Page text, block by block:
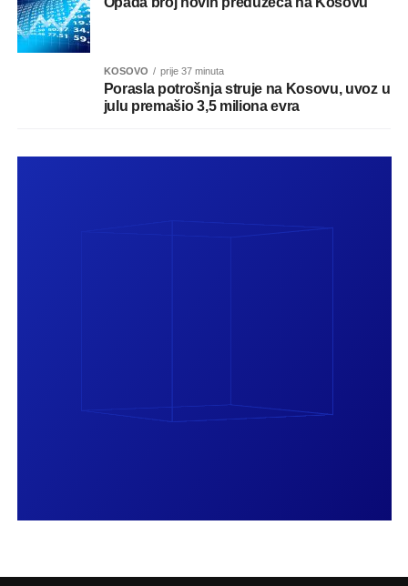
KOSOVO prije 37 minuta
Porasla potrošnja struje na Kosovu, uvoz u
julu premašio 3,5 miliona evra